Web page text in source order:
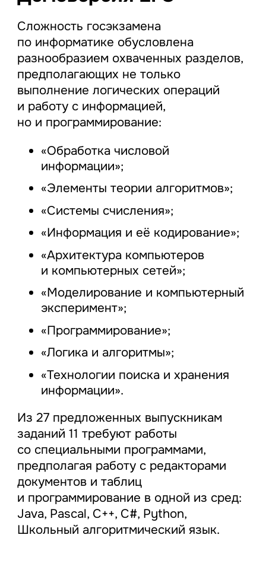
Сложность госэкзамена
по информатике обусловлена
разнообразием охваченных разделов,
предполагающих не только
выполнение логических операций
и работу с информацией,
но и программирование:
«Обработка числовой
информации»;
«Элементы теории алгоритмов»;
«Системы счисления»;
«Информация и её кодирование»;
«Архитектура компьютеров
и компьютерных сетей»;
«Моделирование и компьютерный
эксперимент»;
«Программирование»;
«Логика и алгоритмы»;
«Технологии поиска и хранения
информации».
Из 27 предложенных выпускникам
заданий 11 требуют работы
со специальными программами,
предполагая работу с редакторами
документов и таблиц
и программирование в одной из сред:
Java, Pascal, C++, C#, Python,
Школьный алгоритмический язык.